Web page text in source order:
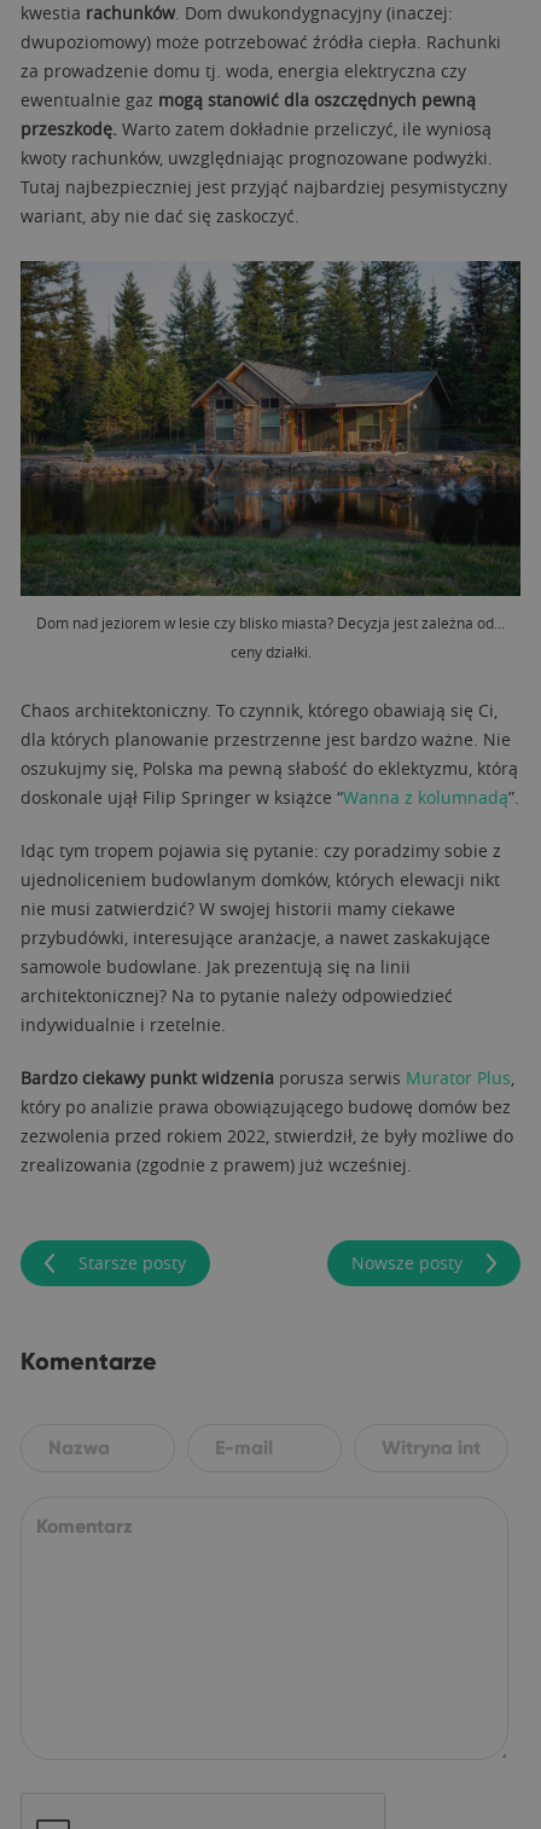
kwestia rachunków. Dom dwukondygnacyjny (inaczej:
dwupoziomowy) może potrzebować źródła ciepła. Rachunki
za prowadzenie domu tj. woda, energia elektryczna czy
ewentualnie gaz mogą stanowić dla oszczędnych pewną
przeszkodę. Warto zatem dokładnie przeliczyć, ile wyniosą
kwoty rachunków, uwzględniając prognozowane podwyżki.
Tutaj najbezpieczniej jest przyjąć najbardziej pesymistyczny
wariant, aby nie dać się zaskoczyć.
Dom nad jeziorem w lesie czy blisko miasta? Decyzja jest zależna od...
ceny działki.
Chaos architektoniczny. To czynnik, którego obawiają się Ci,
dla których planowanie przestrzenne jest bardzo ważne. Nie
oszukujmy się, Polska ma pewną słabość do eklektyzmu, którą
doskonale ujął Filip Springer w książce “Wanna z kolumnadą”.
Idąc tym tropem pojawia się pytanie: czy poradzimy sobie z
ujednoliceniem budowlanym domków, których elewacji nikt
nie musi zatwierdzić? W swojej historii mamy ciekawe
przybudówki, interesujące aranżacje, a nawet zaskakujące
samowole budowlane. Jak prezentują się na linii
architektonicznej? Na to pytanie należy odpowiedzieć
indywidualnie i rzetelnie.
Bardzo ciekawy punkt widzenia porusza serwis Murator Plus
który po analizie prawa obowiązującego budowę domów bez
zezwolenia przed rokiem 2022, stwierdził, że były możliwe do
zrealizowania (zgodnie z prawem) już wcześniej.
Starsze posty Nowsze posty
Komentarze